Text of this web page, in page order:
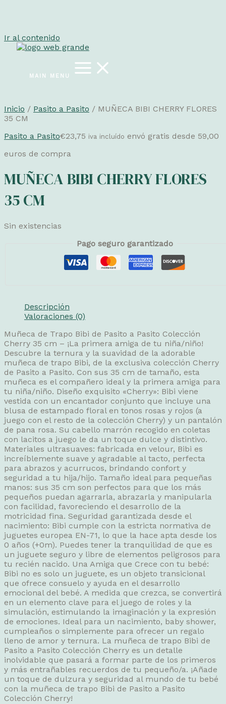
Ir al contenido
MAIN MENU
Inicio / Pasito a Pasito / MUÑECA BIBI CHERRY FLORES
35 CM
Pasito a Pasito€23,75 iva incluído envó gratis desde 59,00
euros de compra
MUÑECA BIBI CHERRY FLORES
35 CM
Sin existencias
Pago seguro garantizado
Descripción
Valoraciones (0)
Muñeca de Trapo Bibi de Pasito a Pasito Colección
Cherry 35 cm – ¡La primera amiga de tu niña/niño!
Descubre la ternura y la suavidad de la adorable
muñeca de trapo Bibi, de la exclusiva colección Cherry
de Pasito a Pasito. Con sus 35 cm de tamaño, esta
muñeca es el compañero ideal y la primera amiga para
tu niña/niño. Diseño exquisito «Cherry»: Bibi viene
vestida con un encantador conjunto que incluye una
blusa de estampado floral en tonos rosas y rojos (a
juego con el resto de la colección Cherry) y un pantalón
de pana rosa. Su cabello marrón recogido en coletas
con lacitos a juego le da un toque dulce y distintivo.
Materiales ultrasuaves: fabricada en velour, Bibi es
increíblemente suave y agradable al tacto, perfecta
para abrazos y acurrucos, brindando confort y
seguridad a tu hija/hijo. Tamaño ideal para pequeñas
manos: sus 35 cm son perfectos para que los más
pequeños puedan agarrarla, abrazarla y manipularla
con facilidad, favoreciendo el desarrollo de la
motricidad fina. Seguridad garantizada desde el
nacimiento: Bibi cumple con la estricta normativa de
juguetes europea EN-71, lo que la hace apta desde los
0 años (+0m). Puedes tener la tranquilidad de que es
un juguete seguro y libre de elementos peligrosos para
tu recién nacido. Una Amiga que Crece con tu bebé:
Bibi no es solo un juguete, es un objeto transicional
que ofrece consuelo y ayuda en el desarrollo
emocional del bebé. A medida que crezca, se convertirá
en un elemento clave para el juego de roles y la
simulación, estimulando la imaginación y la expresión
de emociones. Ideal para un nacimiento, baby shower,
cumpleaños o simplemente para ofrecer un regalo
lleno de amor y ternura. La muñeca de trapo Bibi de
Pasito a Pasito Colección Cherry es un detalle
inolvidable que pasará a formar parte de los primeros
y más entrañables recuerdos de tu pequeño/a. ¡Añade
un toque de dulzura y seguridad al mundo de tu bebé
con la muñeca de trapo Bibi de Pasito a Pasito
Colección Cherry!